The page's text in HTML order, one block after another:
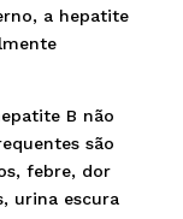
a hepatite
B não
são
febre, dor
urina escura